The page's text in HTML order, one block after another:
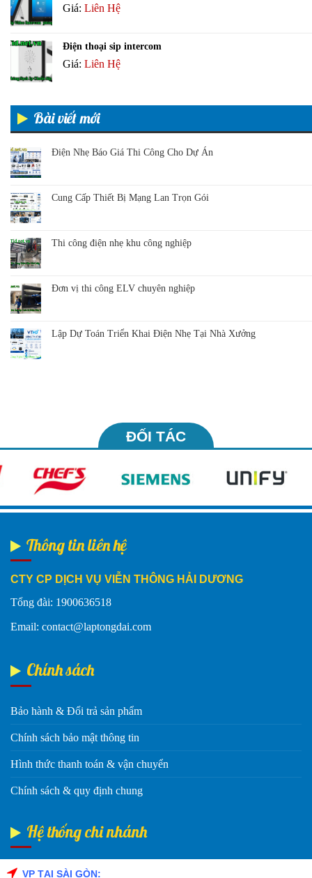
Giá: Liên Hệ
Điện thoại sip intercom
Giá: Liên Hệ
Bài viết mới
Điện Nhẹ Báo Giá Thi Công Cho Dự Án
Cung Cấp Thiết Bị Mạng Lan Trọn Gói
Thi công điện nhẹ khu công nghiệp
Đơn vị thi công ELV chuyên nghiệp
Lập Dự Toán Triển Khai Điện Nhẹ Tại Nhà Xưởng
ĐỐI TÁC
Thông tin liên hệ
CTY CP DỊCH VỤ VIỄN THÔNG HẢI DƯƠNG
Tổng đài: 1900636518
Email: contact@laptongdai.com
Chính sách
Bảo hành & Đổi trả sản phẩm
Chính sách bảo mật thông tin
Hình thức thanh toán & vận chuyển
Chính sách & quy định chung
Hệ thống chi nhánh
VP TẠI SÀI GÒN: